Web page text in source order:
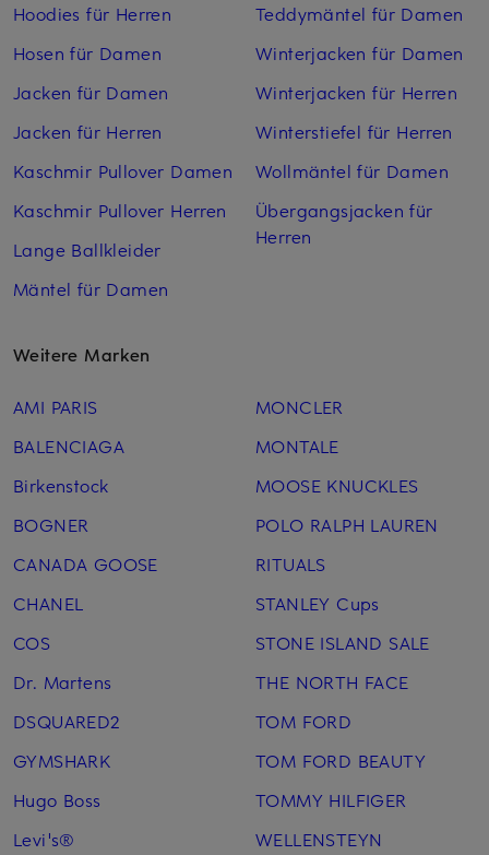
Hoodies für Herren
Hosen für Damen
Jacken für Damen
Jacken für Herren
Kaschmir Pullover Damen
Kaschmir Pullover Herren
Lange Ballkleider
Mäntel für Damen
Teddymäntel für Damen
Winterjacken für Damen
Winterjacken für Herren
Winterstiefel für Herren
Wollmäntel für Damen
Übergangsjacken für
Herren
Weitere Marken
AMI PARIS
BALENCIAGA
Birkenstock
BOGNER
CANADA GOOSE
CHANEL
COS
Dr. Martens
DSQUARED2
GYMSHARK
Hugo Boss
Levi's®
MONCLER
MONTALE
MOOSE KNUCKLES
POLO RALPH LAUREN
RITUALS
STANLEY Cups
STONE ISLAND SALE
THE NORTH FACE
TOM FORD
TOM FORD BEAUTY
TOMMY HILFIGER
WELLENSTEYN